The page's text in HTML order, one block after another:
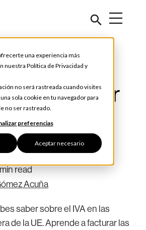
una experiencia más
nuestra Política de Privacidad y
no será rastreada cuando visites
sola cookie en tu navegador para
no ser rastreado.
preferencias
Aceptar necesario
que saber
min read
Acuña
saber sobre el IVA en las
de la UE. Aprende a facturar las